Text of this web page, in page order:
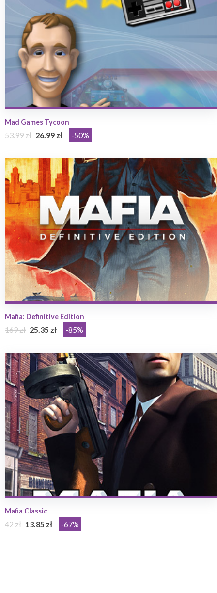
Mad Games Tycoon
53.99 zł 26.99 zł -50%
Mafia: Definitive Edition
169 zł 25.35 zł -85%
Mafia Classic
42 zł 13.85 zł -67%